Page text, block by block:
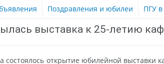
Поздравления и юбилеи ПГУ
выставка к 25-летию
состоялось открытие юбилейной выставки